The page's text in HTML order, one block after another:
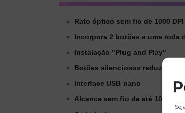
Rato óptico sem fio de 1000
Incorpora 2 botões e uma roda
Instalação "Plug and Play"
Botões silenciosos reduzem
Interface USB nano
Alcance sem fio de até 10 metros